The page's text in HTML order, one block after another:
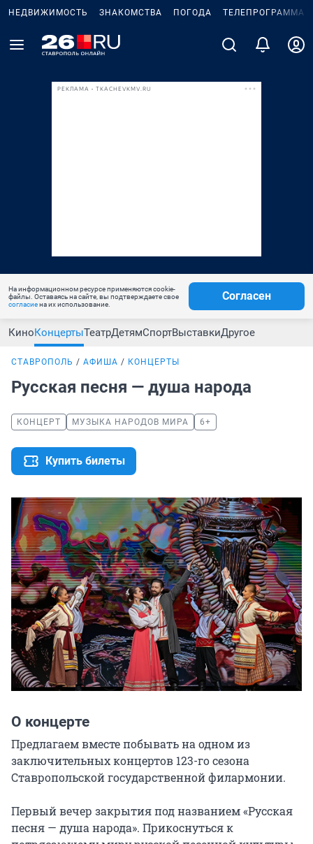
НЕДВИЖИМОСТЬ ЗНАКОМСТВА ПОГОДА ТЕЛЕПРОГРАММА
РЕКЛАМА • TKACHEVKMV.RU
На информационном ресурсе применяются cookie-
файлы. Оставаясь на сайте, вы подтверждаете свое
согласиена их использование.
Согласен
КиноКонцертыТеатрДетямСпортВыставкиДругое
СТАВРОПОЛЬ АФИША КОНЦЕРТЫ
Русская песня — душа народа
КОНЦЕРТ МУЗЫКА НАРОДОВ МИРА 6+
Купить билеты
О концерте
Предлагаем вместе побывать на одном из
заключительных концертов 123-го сезона
Ставропольской государственной филармонии.
Первый вечер закрытия под названием «Русская
песня — душа народа». Прикоснуться к